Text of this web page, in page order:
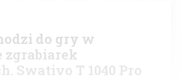
do gry w
zgrabiarek
Swativo T 1040 Pro